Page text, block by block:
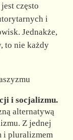
często
i
Jednakże,
to nie każdy
i socjalizmu.
alternatywą
Z jednej
i pluralizmem